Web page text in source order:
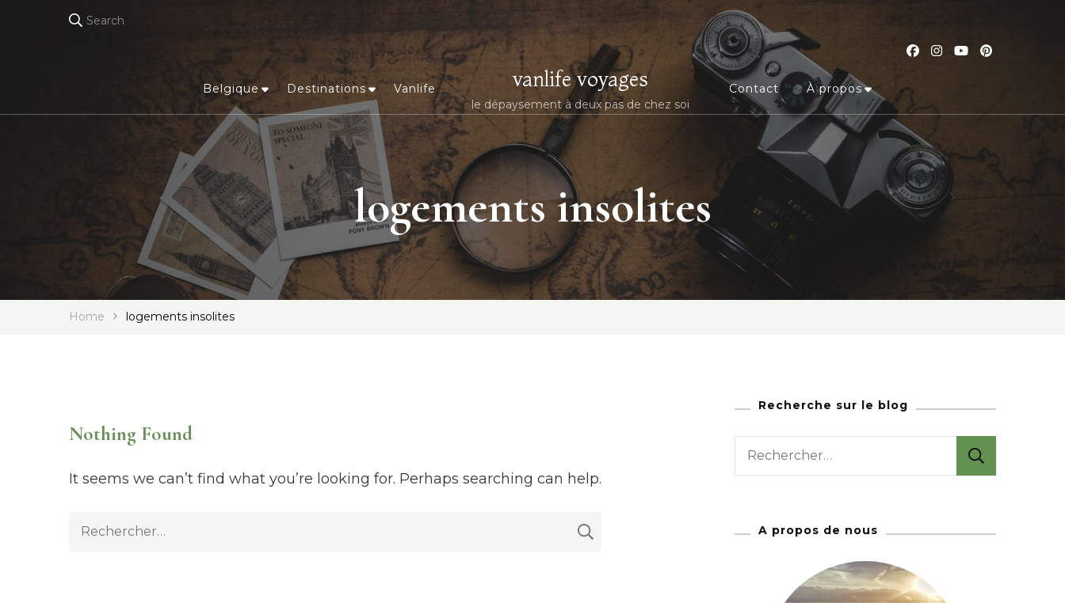
Search
Belgique Destinations Vanlife vanlife voyages
le dépaysement à deux pas de chez soi
Contact À propos
logements insolites
Home logements insolites
Nothing Found
It seems we can’t find what you’re looking for. Perhaps searching can help.
Recherche sur le blog
e
A propos de nous